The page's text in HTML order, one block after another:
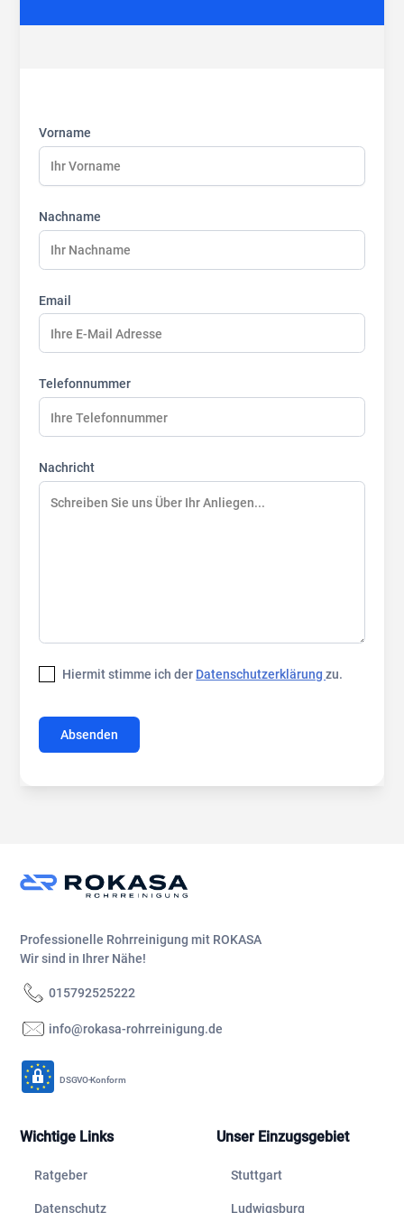
name:
name:
name:
Vorname
Nachname
Email
Telefonnummer
Nachricht
Hiermit stimme ich der Datenschutzerklärungzu.
Professionelle Rohrreinigung mit ROKASA
Wir sind in Ihrer Nähe!
015792525222
info@rokasa-rohrreinigung.de
DSGVO-Konform
Wichtige Links
Ratgeber
Datenschutz
Unser Einzugsgebiet
Stuttgart
Ludwigsburg